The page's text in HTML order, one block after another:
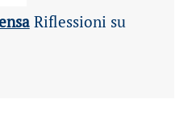
Riflessioni su